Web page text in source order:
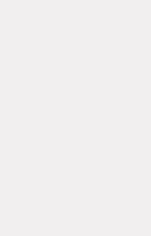
(1952- ) - red.